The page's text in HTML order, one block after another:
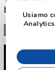
browser per
Usiamo